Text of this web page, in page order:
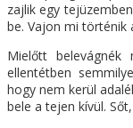
zajlik egy
be. Vajon mi történik
Mielőtt belevágnék
ellentétben
hogy nem kerül
bele a tejen kívül.